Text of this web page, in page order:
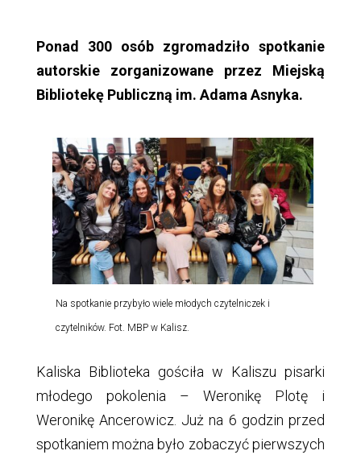
Ponad 300 osób zgromadziło spotkanie
autorskie zorganizowane przez Miejską
Bibliotekę Publiczną im. Adama Asnyka.
Na spotkanie przybyło wiele młodych czytelniczek i
czytelników. Fot. MBP w Kalisz.
Kaliska Biblioteka gościła w Kaliszu pisarki
młodego pokolenia – Weronikę Plotę i
Weronikę Ancerowicz. Już na 6 godzin przed
spotkaniem można było zobaczyć pierwszych